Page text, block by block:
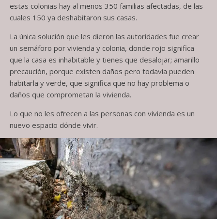
estas colonias hay al menos 350 familias afectadas, de las
cuales 150 ya deshabitaron sus casas.
La única solución que les dieron las autoridades fue crear
un semáforo por vivienda y colonia, donde rojo significa
que la casa es inhabitable y tienes que desalojar; amarillo
precaución, porque existen daños pero todavía pueden
habitarla y verde, que significa que no hay problema o
daños que comprometan la vivienda.
Lo que no les ofrecen a las personas con vivienda es un
nuevo espacio dónde vivir.